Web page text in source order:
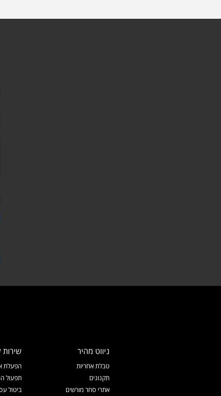
ניווט מהיר
טבלת אחריות
תקנונים
אתרי סחר מורשים
שירות
הפעלת
תפעול
ביטול